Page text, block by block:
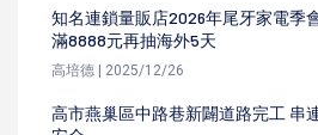
知名連鎖量販店2026年尾牙家電季
滿8888元再抽海外5天
高培德 | 2025/12/26
高市燕巢區中路巷新闢道路完工 串